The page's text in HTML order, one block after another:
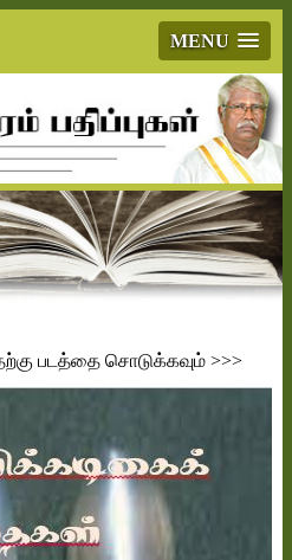
MENU
படத்தை சொடுக்கவும் >>>